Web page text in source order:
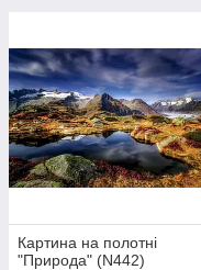
Картина на полотні
"Природа" (N442)